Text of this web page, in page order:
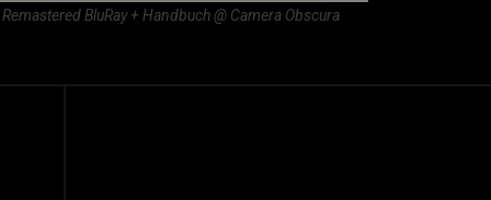
Remastered BluRay + Handbuch @ Camera Obscura